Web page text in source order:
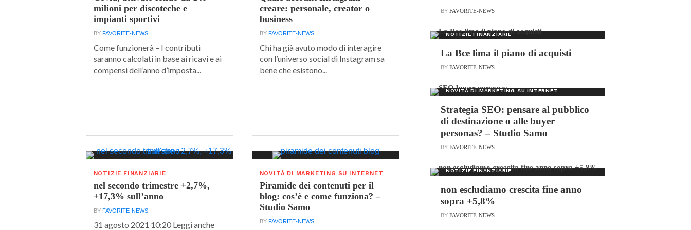
milioni per discoteche e
impianti sportivi
BY FAVORITE-NEWS
Come funzionerà – I contributi
saranno calcolati in base ai ricavi e ai
compensi dell’anno d’imposta...
creare: personale, creator o
business
BY FAVORITE-NEWS
Chi ha già avuto modo di interagire
con l’universo social di Instagram sa
bene che esistono...
NOTIZIE FINANZIARIE
nel secondo trimestre +2,7%,
+17,3% sull’anno
BY FAVORITE-NEWS
31 agosto 2021 10:20 Leggi anche
NOVITÀ DI MARKETING SU INTERNET
Piramide dei contenuti per il
blog: cos’è e come funziona? –
Studio Samo
BY FAVORITE-NEWS
BYFAVORITE-NEWS
NOTIZIE FINANZIARIE
La Bce lima il piano di acquisti
BYFAVORITE-NEWS
NOVITÀ DI MARKETING SU INTERNET
Strategia SEO: pensare al pubblico
di destinazione o alle buyer
personas? – Studio Samo
BYFAVORITE-NEWS
NOTIZIE FINANZIARIE
non escludiamo crescita fine anno
sopra +5,8%
BYFAVORITE-NEWS